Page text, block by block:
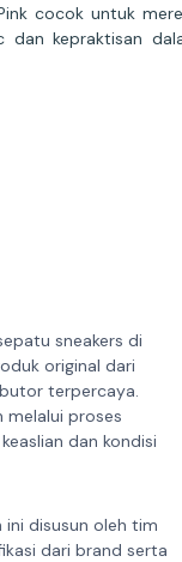
cocok untuk
dan kepraktisan
sneakers di
original dari
terpercaya.
melalui proses
dan kondisi
disusun oleh tim
dari brand serta